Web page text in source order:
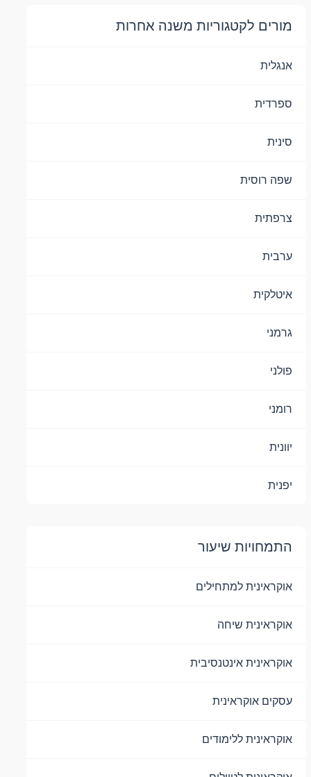
מורים לקטגוריות משנה אחרות
אנגלית
ספרדית
סינית
שפה רוסית
צרפתית
ערבית
איטלקית
גרמני
פולני
רומני
יוונית
יפנית
התמחויות שיעור
אוקראינית למתחילים
אוקראינית שיחה
אוקראינית אינטנסיבית
עסקים אוקראינית
אוקראינית ללימודים